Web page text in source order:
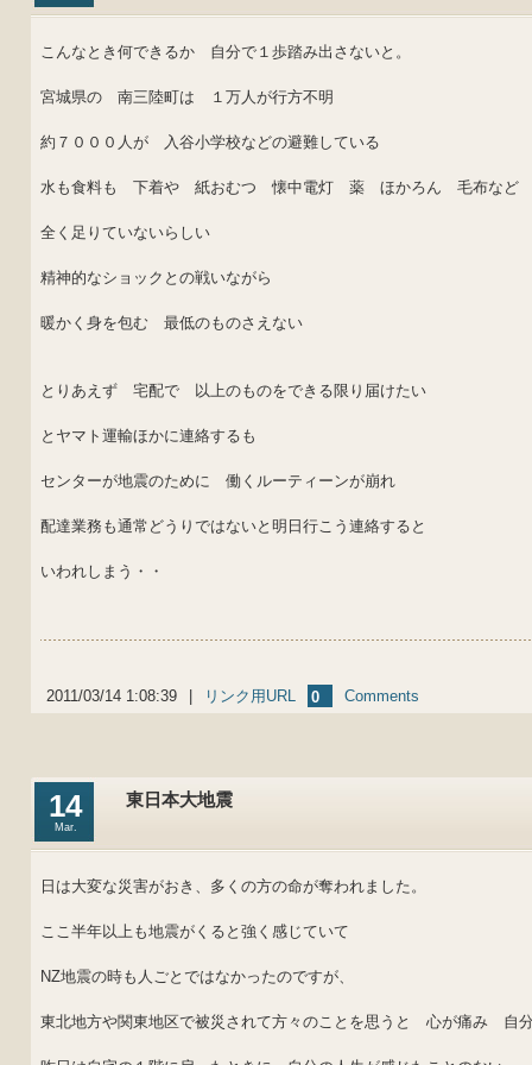
こんなとき何できるか 自分で１歩踏み出さないと。
宮城県の 南三陸町は １万人が行方不明
約７０００人が 入谷小学校などの避難している
水も食料も 下着や 紙おむつ 懐中電灯 薬 ほかろん 毛布など
全く足りていないらしい
精神的なショックとの戦いながら
暖かく身を包む 最低のものさえない
とりあえず 宅配で 以上のものをできる限り届けたい
とヤマト運輸ほかに連絡するも
センターが地震のために 働くルーティーンが崩れ
配達業務も通常どうりではないと明日行こう連絡すると
いわれしまう・・
2011/03/14 1:08:39 リンク用URL 0 Comments
14
Mar.
東日本大地震
日は大変な災害がおき、多くの方の命が奪われました。
ここ半年以上も地震がくると強く感じていて
NZ地震の時も人ごとではなかったのですが、
東北地方や関東地区で被災されて方々のことを思うと 心が痛み 自